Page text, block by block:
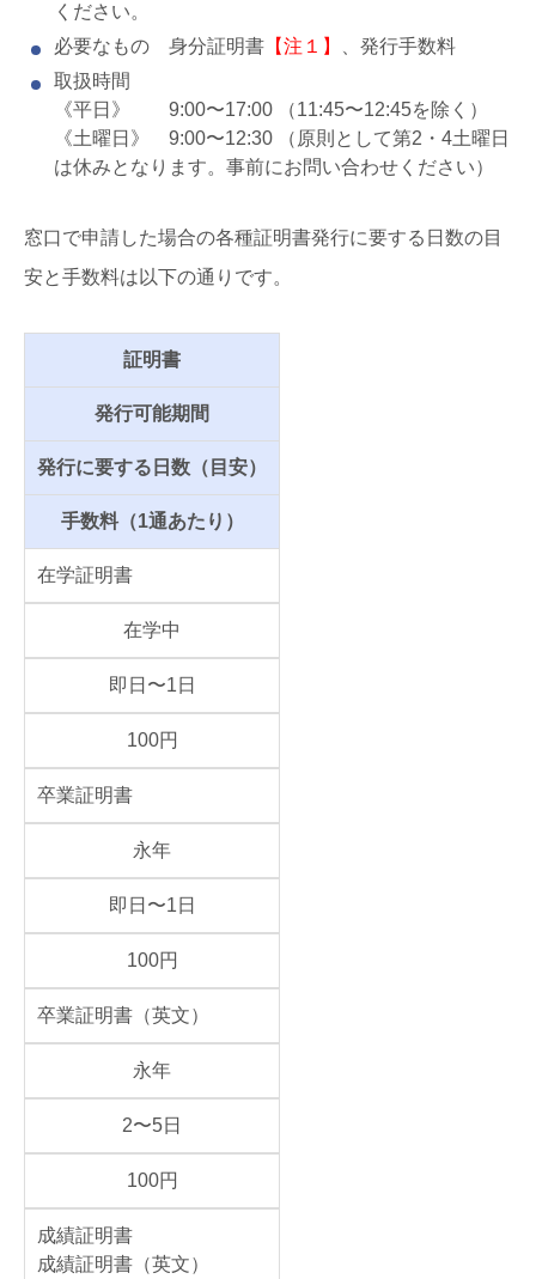
ください。
必要なもの 身分証明書 【注１】
、発行手数料
取扱時間
《平日》 9:00〜17:00 （11:45〜12:45を除く）
《土曜日》 9:00〜12:30 （原則として第2・4土曜日
は休みとなります。事前にお問い合わせください）
窓口で申請した場合の各種証明書発行に要する日数の目
安と手数料は以下の通りです。
証明書
発行可能期間
発行に要する日数（目安）
手数料（1通あたり）
在学証明書
在学中
即日〜1日
100円
卒業証明書
永年
即日〜1日
100円
卒業証明書（英文）
永年
2〜5日
100円
成績証明書
成績証明書（英文）